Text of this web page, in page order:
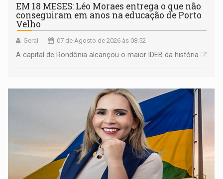
EM 18 MESES: Léo Moraes entrega o que não
conseguiram em anos na educação de Porto
Velho
Geral 07 de Agosto de 2026 às 08:52
A capital de Rondônia alcançou o maior IDEB da história